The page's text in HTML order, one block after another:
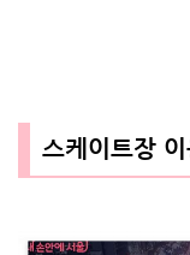
스케이트장